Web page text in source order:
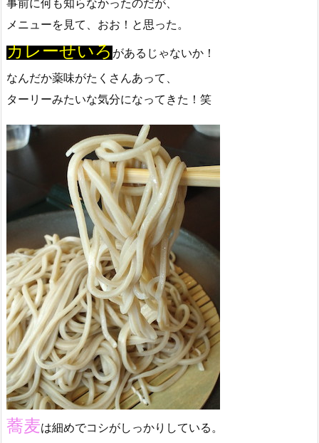
メニューを見て、おお！と思った。
カレーせいろがあるじゃないか！
なんだか薬味がたくさんあって、
ターリーみたいな気分になってきた！笑
蕎麦は細めでコシがしっかりしている。